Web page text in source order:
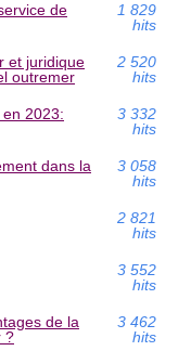
de
1 829
hits
et juridique
outremer
2 520
hits
2023:
3 332
hits
dans la
3 058
hits
2 821
hits
3 552
hits
de la
?
3 462
hits